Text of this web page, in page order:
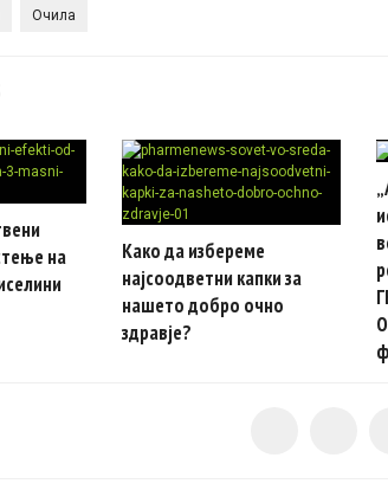
Очила
на
Како да избереме
најсоодветни капки за
нашето добро очно
здравје?